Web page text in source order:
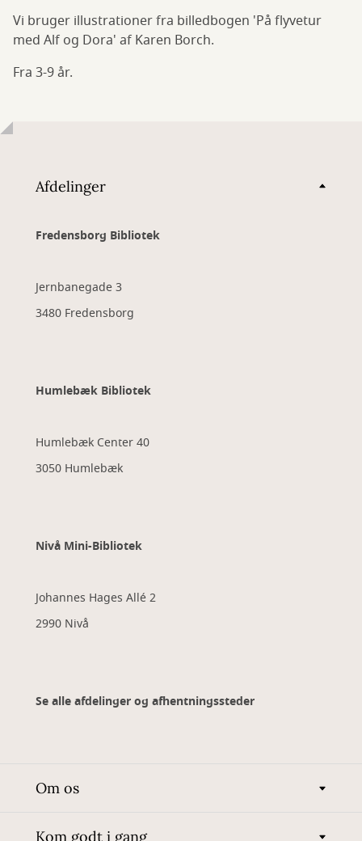
Vi bruger illustrationer fra billedbogen 'På flyvetur
med Alf og Dora' af Karen Borch.
Fra 3-9 år.
Afdelinger
Fredensborg Bibliotek
Jernbanegade 3
3480 Fredensborg
Humlebæk Bibliotek
Humlebæk Center 40
3050 Humlebæk
Nivå Mini-Bibliotek
Johannes Hages Allé 2
2990 Nivå
Se alle afdelinger og afhentningssteder
Om os
Kom godt i gang